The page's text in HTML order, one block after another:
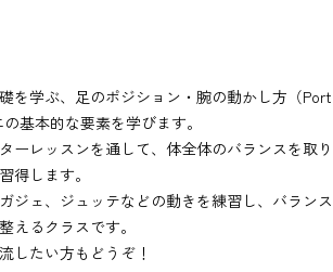
を学ぶ、足のポジション・腕の動かし方（Port
基本的な要素を学びます。
ーレッスンを通して、体全体のバランスを取り
得します。
ジェ、ジュッテなどの動きを練習し、バランス
えるクラスです。
したい方もどうぞ！